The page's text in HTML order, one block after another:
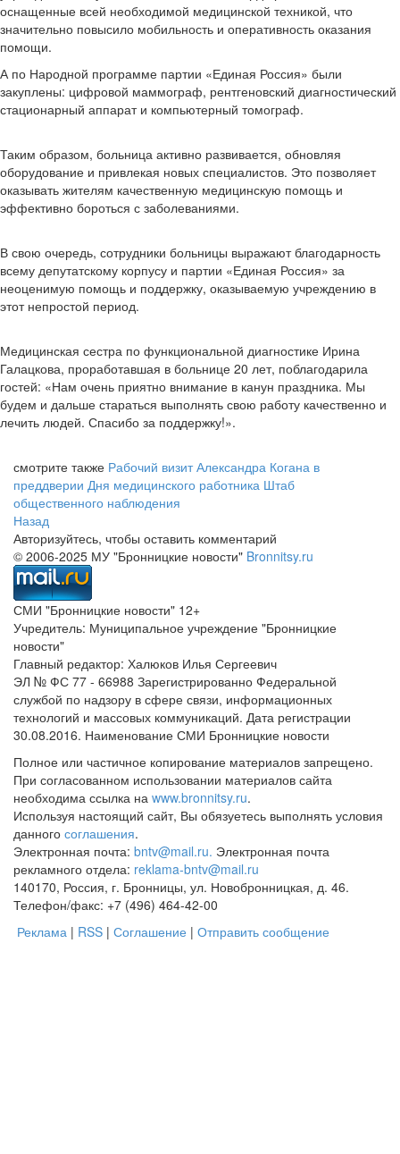
оснащенные всей необходимой медицинской техникой, что
значительно повысило мобильность и оперативность оказания
помощи.
А по Народной программе партии «Единая Россия» были
закуплены: цифровой маммограф, рентгеновский диагностический
стационарный аппарат и компьютерный томограф.
Таким образом, больница активно развивается, обновляя
оборудование и привлекая новых специалистов. Это позволяет
оказывать жителям качественную медицинскую помощь и
эффективно бороться с заболеваниями.
В свою очередь, сотрудники больницы выражают благодарность
всему депутатскому корпусу и партии «Единая Россия» за
неоценимую помощь и поддержку, оказываемую учреждению в
этот непростой период.
Медицинская сестра по функциональной диагностике Ирина
Галацкова, проработавшая в больнице 20 лет, поблагодарила
гостей: «Нам очень приятно внимание в канун праздника. Мы
будем и дальше стараться выполнять свою работу качественно и
лечить людей. Спасибо за поддержку!».
смотрите также Рабочий визит Александра Когана в
преддверии Дня медицинского работника Штаб
общественного наблюдения
Назад
Авторизуйтесь, чтобы оставить комментарий
© 2006-2025 МУ "Бронницкие новости" Bronnitsy.ru
СМИ "Бронницкие новости" 12+
Учредитель: Муниципальное учреждение "Бронницкие
новости"
Главный редактор: Халюков Илья Сергеевич
ЭЛ № ФС 77 - 66988 Зарегистрированно Федеральной
службой по надзору в сфере связи, информационных
технологий и массовых коммуникаций. Дата регистрации
30.08.2016. Наименование СМИ Бронницкие новости
Полное или частичное копирование материалов запрещено.
При согласованном использовании материалов сайта
необходима ссылка на www.bronnitsy.ru.
Используя настоящий сайт, Вы обязуетесь выполнять условия
данного соглашения.
Электронная почта: bntv@mail.ru. Электронная почта
рекламного отдела: reklama-bntv@mail.ru
140170, Россия, г. Бронницы, ул. Новобронницкая, д. 46.
Телефон/факс: +7 (496) 464-42-00
Реклама | RSS | Соглашение | Отправить сообщение